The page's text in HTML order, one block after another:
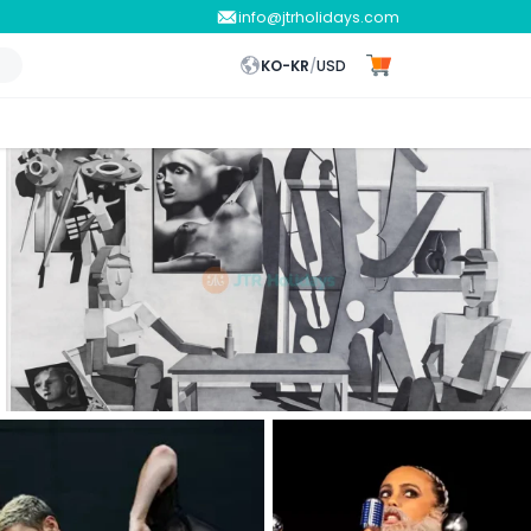
info@jtrholidays.com
KO-KR/USD